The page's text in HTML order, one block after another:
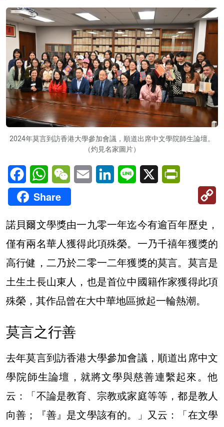
關於我們
2024年莫言到訪香港大學參加會議，順道出席中文學院師生論壇。
（灼見名家圖片）
FacebookWhatsAppWeChatEmail LinkedInLine X
Share
諾貝爾文學獎由一九零一年迄今有逾百年歷史，
僅有兩名華人獲得此項殊榮。一乃千禧年獲獎的
高行健，二乃於二零一二年獲獎的莫言。莫言是
土生土長山東人，也是首位中國籍作家獲得此項
殊榮，其作品曾在大中華地區掀起一輪熱潮。
莫言之行善
去年莫言到訪香港大學參加會議，順道出席中文
學院師生論壇，就將文學與慈善連繫起來。他
云：「不論是教育、宗教或家庭等等，都是教人
向善；『善』是文學該有的。」又云：「在文學